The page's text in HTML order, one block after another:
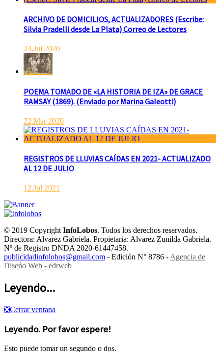
ARCHIVO DE DOMICILIOS, ACTUALIZADORES (Escribe:
Silvia Pradelli desde La Plata) Correo de Lectores
24.Jul 2020
POEMA TOMADO DE «LA HISTORIA DE IZA» DE GRACE
RAMSAY (1869). (Enviado por Marina Galeotti)
22.Mar 2020
REGISTROS DE LLUVIAS CAÍDAS EN 2021- ACTUALIZADO
AL 12 DE JULIO
12.Jul 2021
© 2019 CopyrightInfoLobos. Todos los derechos reservados.
Directora: Alvarez Gabriela. Propietaria: Alvarez Zunilda Gabriela.
Nº de Registro DNDA 2020-61447458.
publicidadinfolobos@gmail.com - Edición N° 8786 -Agencia de
Diseńo Web - edrweb
Leyendo...
❎Cerrar ventana
Leyendo. Por favor espere!
Esto puede tomar un segundo o dos.